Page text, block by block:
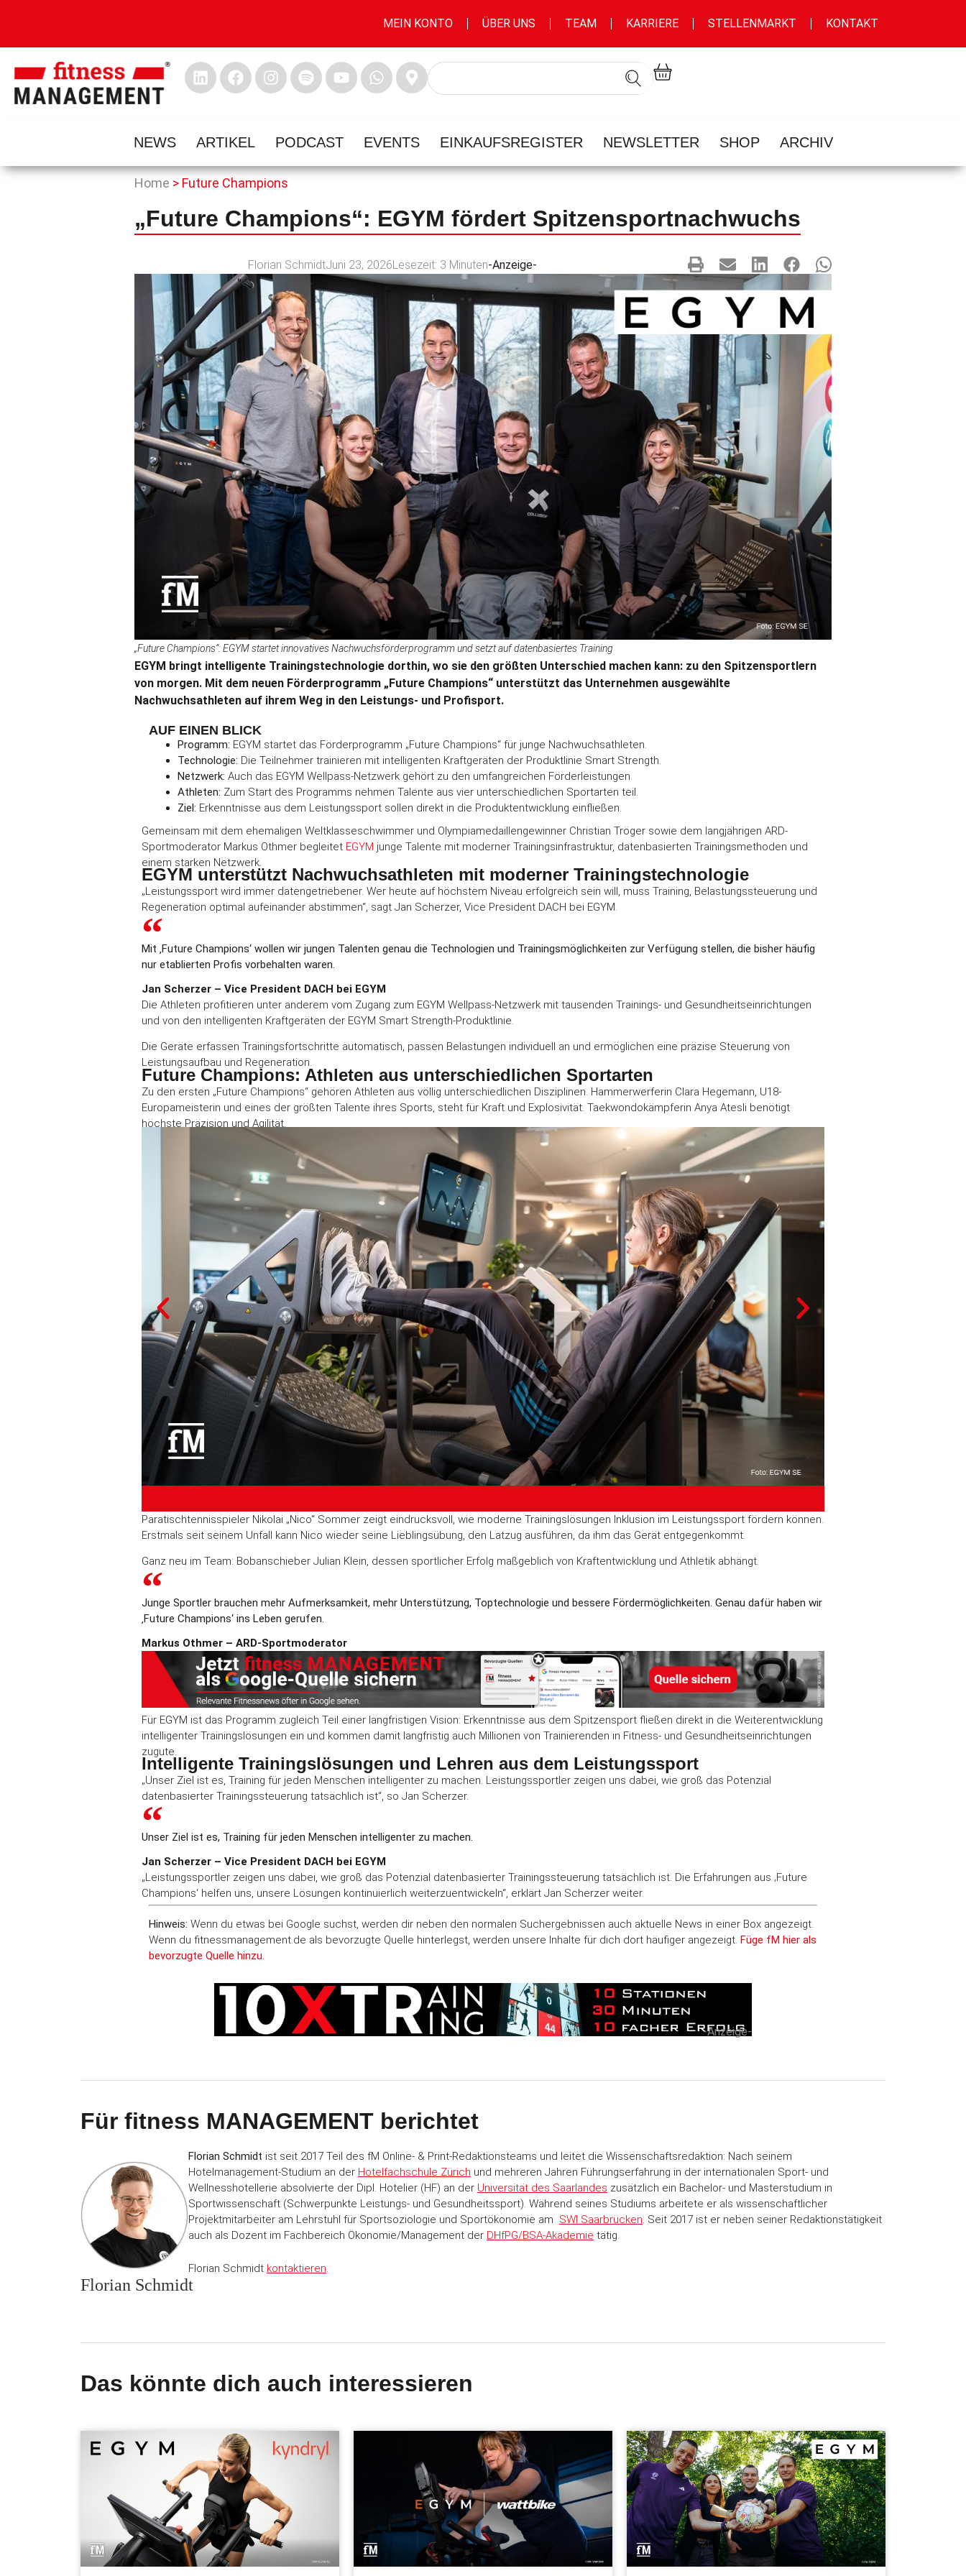
MEIN KONTO ÜBER UNS TEAM KARRIERE STELLENMARKT KONTAKT
NEWS ARTIKEL PODCAST EVENTS EINKAUFSREGISTER NEWSLETTER SHOP ARCHIV
Home > Future Champions
„Future Champions“: EGYM fördert Spitzensportnachwuchs
Florian SchmidtJuni 23, 2026Lesezeit: 3 Minuten-Anzeige-
„Future Champions“: EGYM startet innovatives Nachwuchsförderprogramm und setzt auf datenbasiertes Training
EGYM bringt intelligente Trainingstechnologie dorthin, wo sie den größten Unterschied machen kann: zu den Spitzensportlern
von morgen. Mit dem neuen Förderprogramm „Future Champions“ unterstützt das Unternehmen ausgewählte
Nachwuchsathleten auf ihrem Weg in den Leistungs- und Profisport.
AUF EINEN BLICK
Programm: EGYM startet das Förderprogramm „Future Champions“ für junge Nachwuchsathleten.
Technologie: Die Teilnehmer trainieren mit intelligenten Kraftgeräten der Produktlinie Smart Strength.
Netzwerk: Auch das EGYM Wellpass-Netzwerk gehört zu den umfangreichen Förderleistungen.
Athleten: Zum Start des Programms nehmen Talente aus vier unterschiedlichen Sportarten teil.
Ziel: Erkenntnisse aus dem Leistungssport sollen direkt in die Produktentwicklung einfließen.
Gemeinsam mit dem ehemaligen Weltklasseschwimmer und Olympiamedaillengewinner Christian Tröger sowie dem langjährigen ARD-
Sportmoderator Markus Othmer begleitet EGYM junge Talente mit moderner Trainingsinfrastruktur, datenbasierten Trainingsmethoden und
einem starken Netzwerk.
EGYM unterstützt Nachwuchsathleten mit moderner Trainingstechnologie
„Leistungssport wird immer datengetriebener. Wer heute auf höchstem Niveau erfolgreich sein will, muss Training, Belastungssteuerung und
Regeneration optimal aufeinander abstimmen“, sagt Jan Scherzer, Vice President DACH bei EGYM.
Mit ‚Future Champions‘ wollen wir jungen Talenten genau die Technologien und Trainingsmöglichkeiten zur Verfügung stellen, die bisher häufig
nur etablierten Profis vorbehalten waren.
Jan Scherzer – Vice President DACH bei EGYM
Die Athleten profitieren unter anderem vom Zugang zum EGYM Wellpass-Netzwerk mit tausenden Trainings- und Gesundheitseinrichtungen
und von den intelligenten Kraftgeräten der EGYM Smart Strength-Produktlinie.
Die Geräte erfassen Trainingsfortschritte automatisch, passen Belastungen individuell an und ermöglichen eine präzise Steuerung von
Leistungsaufbau und Regeneration.
Future Champions: Athleten aus unterschiedlichen Sportarten
Zu den ersten „Future Champions“ gehören Athleten aus völlig unterschiedlichen Disziplinen. Hammerwerferin Clara Hegemann, U18-
Europameisterin und eines der größten Talente ihres Sports, steht für Kraft und Explosivität. Taekwondokämpferin Anya Atesli benötigt
höchste Präzision und Agilität.
Paratischtennisspieler Nikolai „Nico“ Sommer zeigt eindrucksvoll, wie moderne Trainingslösungen Inklusion im Leistungssport fördern können.
Erstmals seit seinem Unfall kann Nico wieder seine Lieblingsübung, den Latzug ausführen, da ihm das Gerät entgegenkommt.
Ganz neu im Team: Bobanschieber Julian Klein, dessen sportlicher Erfolg maßgeblich von Kraftentwicklung und Athletik abhängt.
Junge Sportler brauchen mehr Aufmerksamkeit, mehr Unterstützung, Toptechnologie und bessere Fördermöglichkeiten. Genau dafür haben wir
‚Future Champions‘ ins Leben gerufen.
Markus Othmer – ARD-Sportmoderator
Für EGYM ist das Programm zugleich Teil einer langfristigen Vision: Erkenntnisse aus dem Spitzensport fließen direkt in die Weiterentwicklung
intelligenter Trainingslösungen ein und kommen damit langfristig auch Millionen von Trainierenden in Fitness- und Gesundheitseinrichtungen
zugute.
Intelligente Trainingslösungen und Lehren aus dem Leistungssport
„Unser Ziel ist es, Training für jeden Menschen intelligenter zu machen. Leistungssportler zeigen uns dabei, wie groß das Potenzial
datenbasierter Trainingssteuerung tatsächlich ist“, so Jan Scherzer.
Unser Ziel ist es, Training für jeden Menschen intelligenter zu machen.
Jan Scherzer – Vice President DACH bei EGYM
„Leistungssportler zeigen uns dabei, wie groß das Potenzial datenbasierter Trainingssteuerung tatsächlich ist. Die Erfahrungen aus ‚Future
Champions‘ helfen uns, unsere Lösungen kontinuierlich weiterzuentwickeln“, erklärt Jan Scherzer weiter.
Hinweis: Wenn du etwas bei Google suchst, werden dir neben den normalen Suchergebnissen auch aktuelle News in einer Box angezeigt.
Wenn du fitnessmanagement.de als bevorzugte Quelle hinterlegst, werden unsere Inhalte für dich dort häufiger angezeigt. Füge fM hier als
bevorzugte Quelle hinzu.
-Anzeige-
Für fitness MANAGEMENT berichtet
Florian Schmidt
Florian Schmidt ist seit 2017 Teil des fM Online- & Print-Redaktionsteams und leitet die Wissenschaftsredaktion: Nach seinem
Hotelmanagement-Studium an der Hotelfachschule Zürich und mehreren Jahren Führungserfahrung in der internationalen Sport- und
Wellnesshotellerie absolvierte der Dipl. Hotelier (HF) an der Universität des Saarlandes zusätzlich ein Bachelor- und Masterstudium in
Sportwissenschaft (Schwerpunkte Leistungs- und Gesundheitssport). Während seines Studiums arbeitete er als wissenschaftlicher
Projektmitarbeiter am Lehrstuhl für Sportsoziologie und Sportökonomie am SWI Saarbrücken. Seit 2017 ist er neben seiner Redaktionstätigkeit
auch als Dozent im Fachbereich Ökonomie/Management der DHfPG/BSA-Akademie tätig.
Florian Schmidt kontaktieren.
Das könnte dich auch interessieren